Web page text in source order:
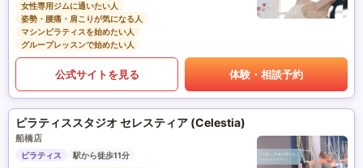
女性専用ジムに通いたい人
姿勢・腰痛・肩こりが気になる人
マシンピラティスを始めたい人
グループレッスンで始めたい人
公式サイトを見る 体験・相談予約
ピラティススタジオ セレスティア (Celestia)
船橋店
ピラティス
駅から徒歩11分